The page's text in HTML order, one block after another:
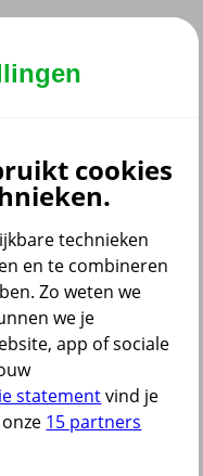
pensioen
cookies
technieken
en te combineren
Zo weten we
we je
app of sociale
statementvind je
15 partners